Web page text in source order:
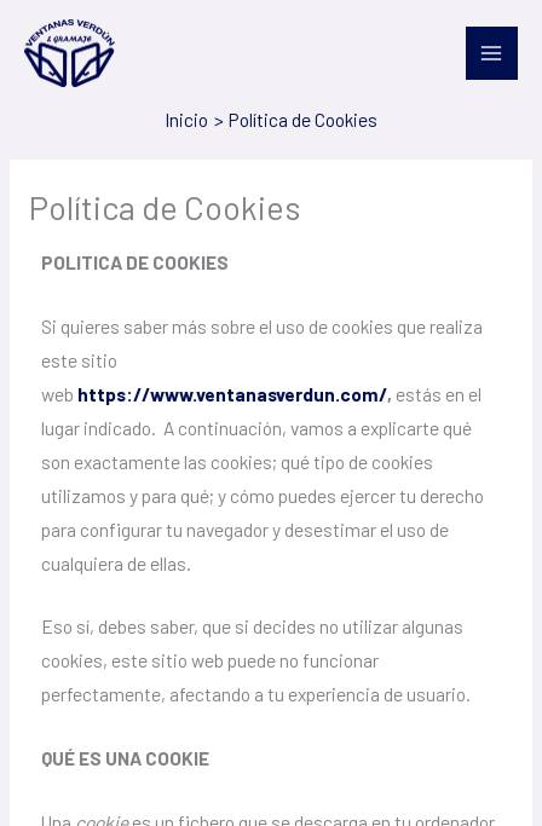
contenido
Inicio
Política de Cookies
Política de Cookies
POLITICA DE COOKIES
Si quieres saber más sobre el uso de cookies que realiza
este sitio
web https://www.ventanasverdun.com/, estás en el
lugar indicado. A continuación, vamos a explicarte qué
son exactamente las cookies; qué tipo de cookies
utilizamos y para qué; y cómo puedes ejercer tu derecho
para configurar tu navegador y desestimar el uso de
cualquiera de ellas.
Eso sí, debes saber, que si decides no utilizar algunas
cookies, este sitio web puede no funcionar
perfectamente, afectando a tu experiencia de usuario.
QUÉ ES UNA COOKIE